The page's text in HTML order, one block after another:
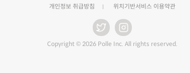
개인정보 취급방침
위치기반서비스 이용약관
Copyright © 2026 Polle Inc. All rights reserved.